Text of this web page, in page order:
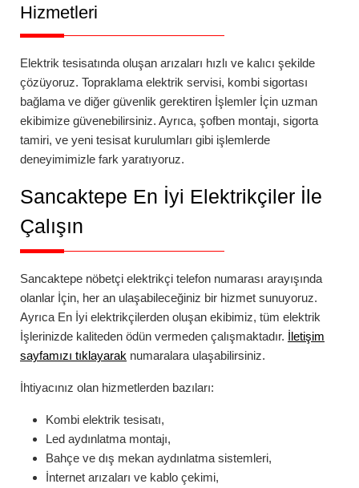
Hizmetleri
Elektrik tesisatında oluşan arızaları hızlı ve kalıcı şekilde
çözüyoruz. Topraklama elektrik servisi, kombi sigortası
bağlama ve diğer güvenlik gerektiren İşlemler İçin uzman
ekibimize güvenebilirsiniz. Ayrıca, şofben montajı, sigorta
tamiri, ve yeni tesisat kurulumları gibi işlemlerde
deneyimimizle fark yaratıyoruz.
Sancaktepe En İyi Elektrikçiler İle
Çalışın
Sancaktepe nöbetçi elektrikçi telefon numarası arayışında
olanlar İçin, her an ulaşabileceğiniz bir hizmet sunuyoruz.
Ayrıca En İyi elektrikçilerden oluşan ekibimiz, tüm elektrik
İşlerinizde kaliteden ödün vermeden çalışmaktadır. İletişim
sayfamızı tıklayarak numaralara ulaşabilirsiniz.
İhtiyacınız olan hizmetlerden bazıları:
Kombi elektrik tesisatı,
Led aydınlatma montajı,
Bahçe ve dış mekan aydınlatma sistemleri,
İnternet arızaları ve kablo çekimi,